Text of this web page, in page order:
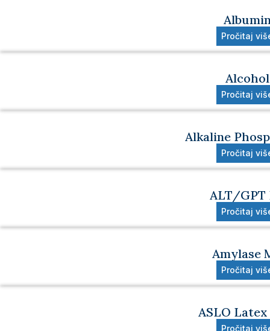
Pročitaj
Alcohol
Pročitaj
Alkaline
Pročitaj
ALT/GPT
Pročitaj
Amylase
Pročitaj
ASLO
Pročitaj